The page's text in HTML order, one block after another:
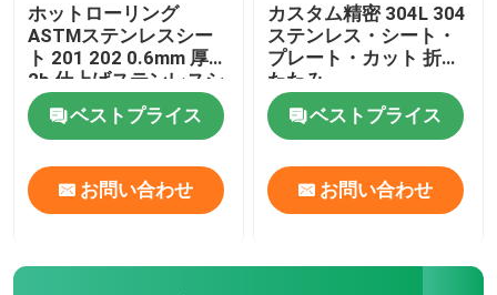
アルミ ホイルのコイル
銅の丸棒
固い銅線
ホットローリング
ASTMステンレスシー
ト 201 202 0.6mm 厚さ
2b 仕上げステンレスシ
ート
ベストプライス
お問い合わせ
カスタム精密 304L 304
ステンレス・シート・
プレート・カット 折り
たたみ
ベストプライス
お問い合わせ